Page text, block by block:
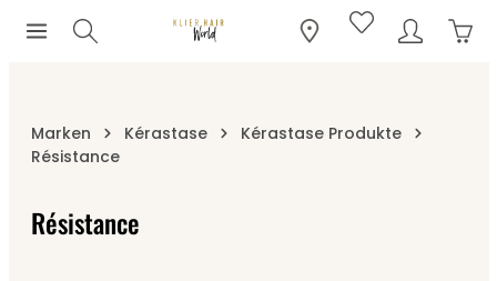
Zum Hauptinhalt springen
Marken Kérastase
Kérastase Produkte
Résistance
Résistance